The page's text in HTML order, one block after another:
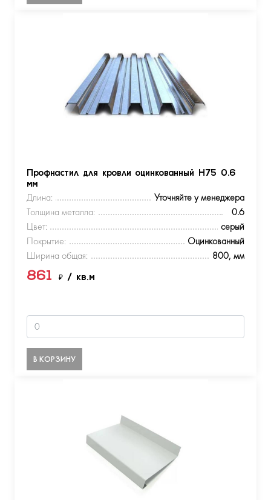
Профнастил для кровли оцинкованный Н75 0.6
мм
Длина:
Уточняйте у менеджера
Толщина металла:
0.6
Цвет:
серый
Покрытие:
Оцинкованный
Ширина общая:
800, мм
861 ₽ / кв.м
В КОРЗИНУ